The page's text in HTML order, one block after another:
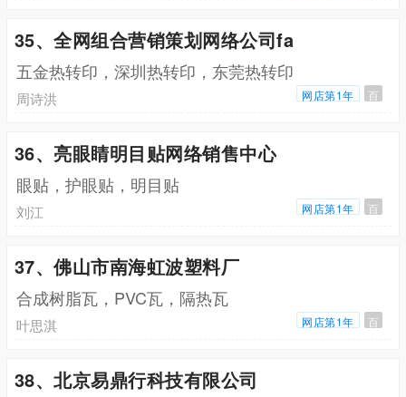
35、全网组合营销策划网络公司fa
五金热转印，深圳热转印，东莞热转印
周诗洪 网店第1年 百
36、亮眼睛明目贴网络销售中心
眼贴，护眼贴，明目贴
刘江 网店第1年 百
37、佛山市南海虹波塑料厂
合成树脂瓦，PVC瓦，隔热瓦
叶思淇 网店第1年 百
38、北京易鼎行科技有限公司